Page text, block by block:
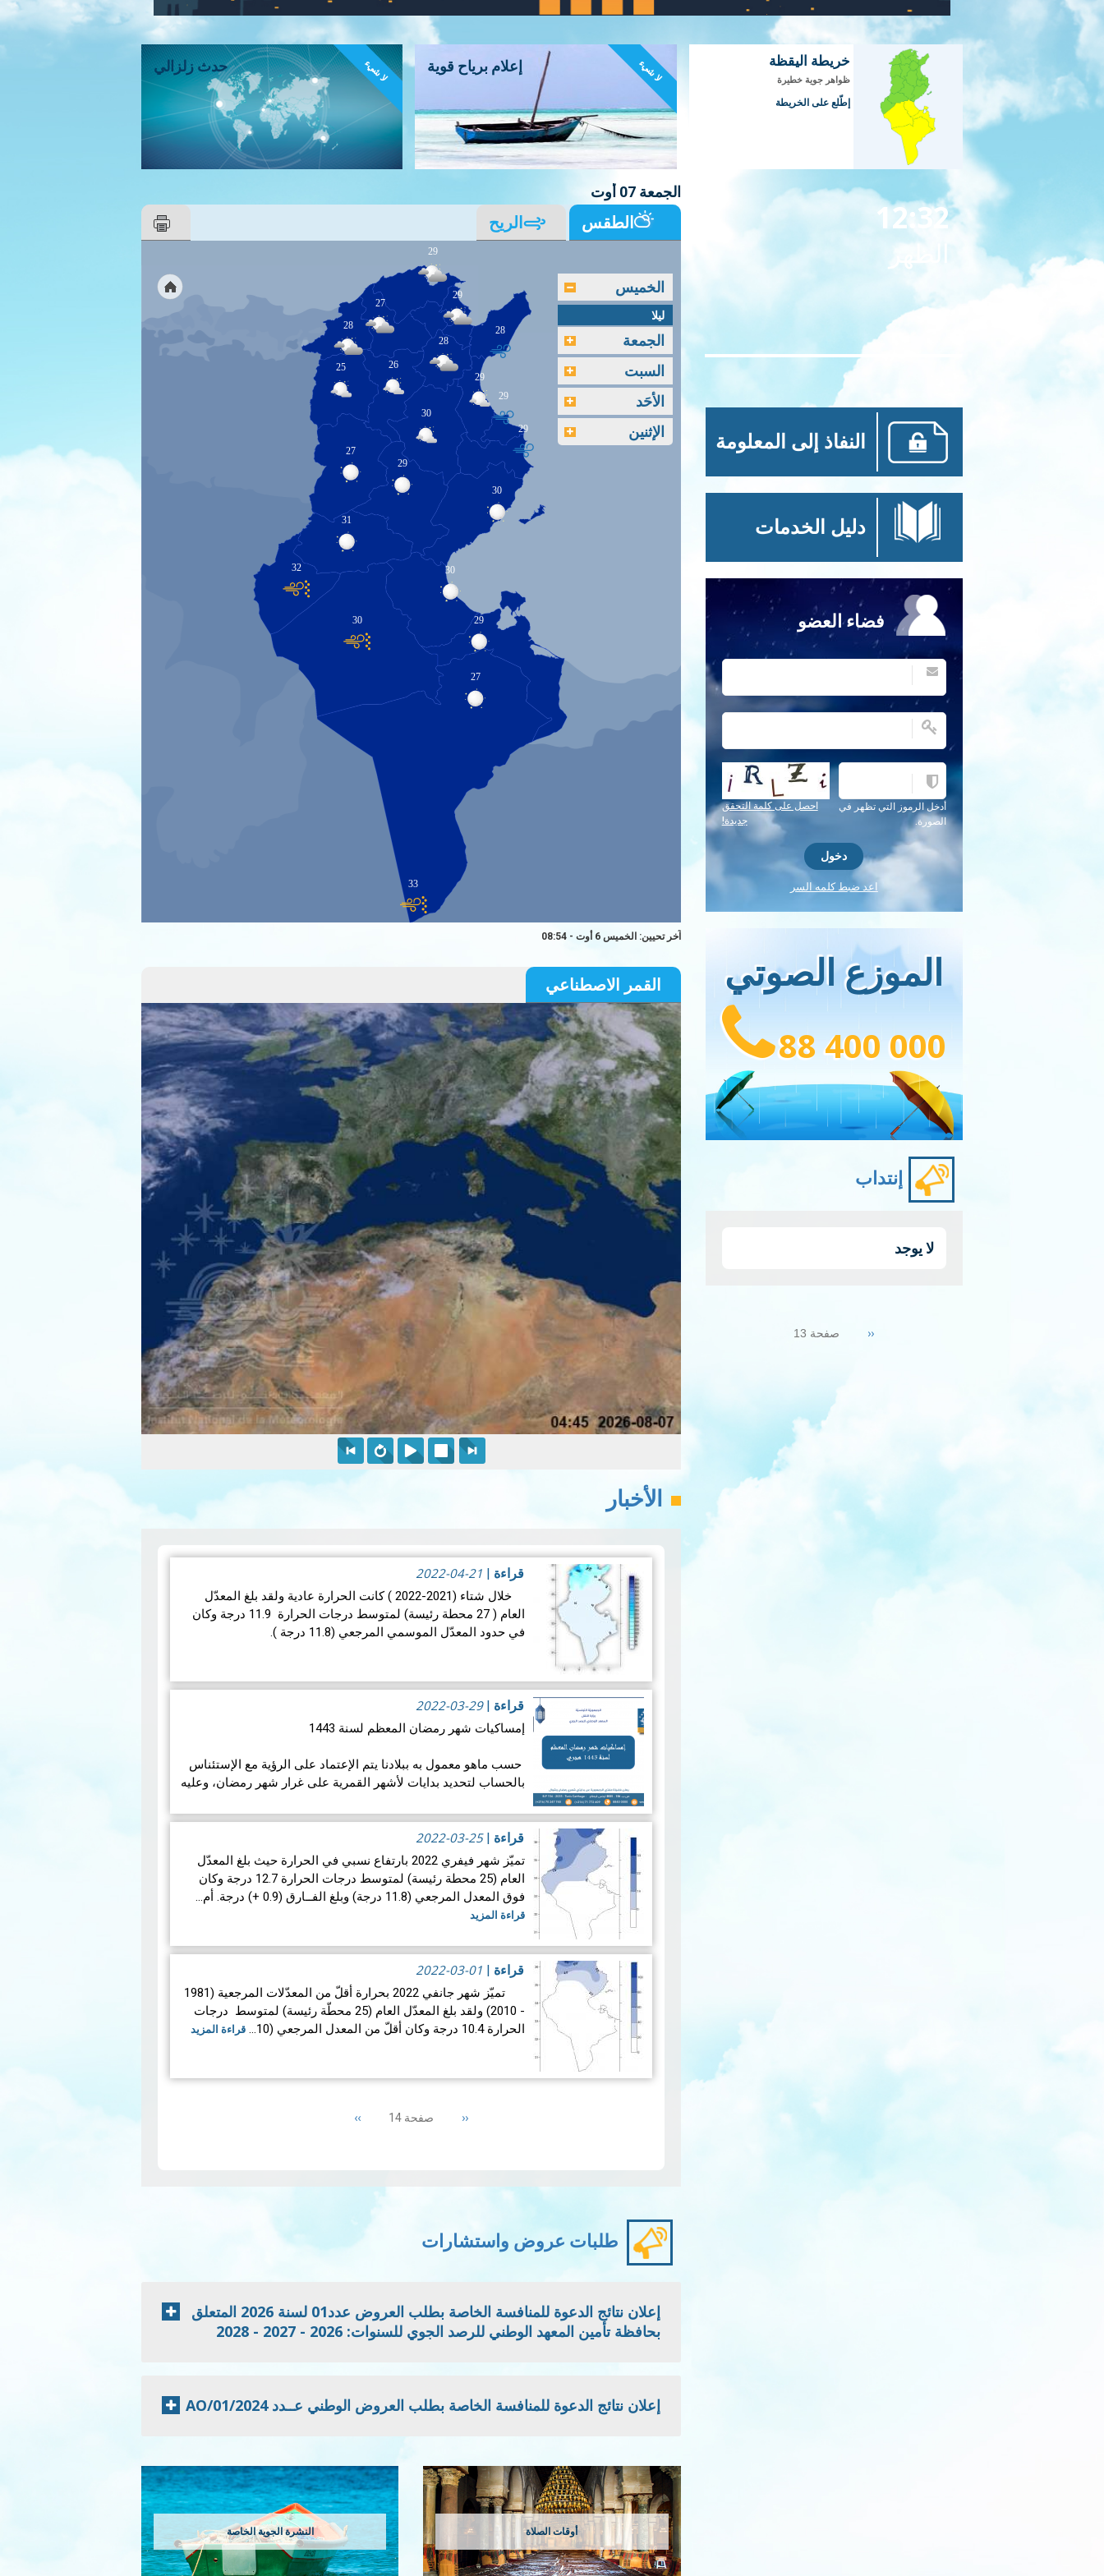
خريطة اليقظة
ظواهر جوية خطيرة
إطّلع على الخريطة
إعلام برياح قوية لا شيء حدث زلزالي لا شيء
الجمعة 07 أوت
الطقس الريح
29
29
28
28
27
26
28
25
30
29
29
29
27
29
30
30
31
32
30 29
27
33
الخميس
ليلا
الجمعة
السبت
الأحَد
الإثنين
آخر تحيين: الخميس 6 أوت - 08:54
القمر الاصطناعي
الأخبار
قراءة |
2022-04-21
خلال شتاء (2021-2022 ) كانت الحرارة عادية ولقد بلغ المعدّل
العام ( 27 محطة رئيسة) لمتوسط درجات الحرارة 11.9 درجة وكان
في حدود المعدّل الموسمي المرجعي (11.8 درجة ).
قراءة |
2022-03-29
إمساكيات شهر رمضان المعظم لسنة 1443
حسب ماهو معمول به ببلادنا يتم الإعتماد على الرؤية مع الإستئناس
بالحساب لتحديد بدايات لأشهر القمرية على غرار شهر رمضان، وعليه
قراءة |
2022-03-25
تميّز شهر فيفري 2022 بارتفاع نسبي في الحرارة حيث بلغ المعدّل
العام (25 محطة رئيسة) لمتوسط درجات الحرارة 12.7 درجة وكان
فوق المعدل المرجعي (11.8 درجة) وبلغ الفــارق (0.9 +) درجة. أم…
قراءة المزيد
قراءة |
2022-03-01
تميّز شهر جانفي 2022 بحرارة أقلّ من المعدّلات المرجعية (1981
- 2010) ولقد بلغ المعدّل العام (25 محطّة رئيسة) لمتوسط ​​درجات
الحرارة 10.4 درجة وكان أقلّ من المعدل المرجعي (10…
قراءة المزيد
Previous
‹‹ صفحة 14 Next
››
طلبات عروض واستشارات
إعلان نتائج الدعوة للمنافسة الخاصة بطلب العروض عدد01 لسنة 2026 المتعلق
بحافظة تأمين المعهد الوطني للرصد الجوي للسنوات: 2026 - 2027 - 2028
إعلان نتائج الدعوة للمنافسة الخاصة بطلب العروض الوطني عــدد 2024/AO/01
النشرة الجوية الخاصة أوقات الصلاة
12:32
الظهر
النفاذ إلى المعلومة
دليل الخدمات
فضاء العضو
أدخل الرموز التي تظهر في
الصورة.
احصل على كلمة التحقق
جديدة!
اعد ضبط كلمه السر
الموزع الصوتي
88 400 000
إنتداب
لا يوجد
Previous
‹‹ صفحة 13